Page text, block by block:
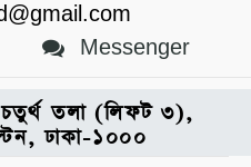
Messenger
তলা (লিফট ৩),
ঢাকা-১০০০